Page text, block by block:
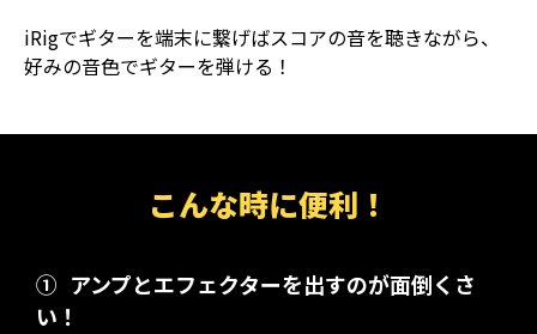
iRigでギターを端末に繋げばスコアの音を聴きながら、
好みの音色でギターを弾ける！
こんな時に便利！
① アンプとエフェクターを出すのが面倒くさ
い！